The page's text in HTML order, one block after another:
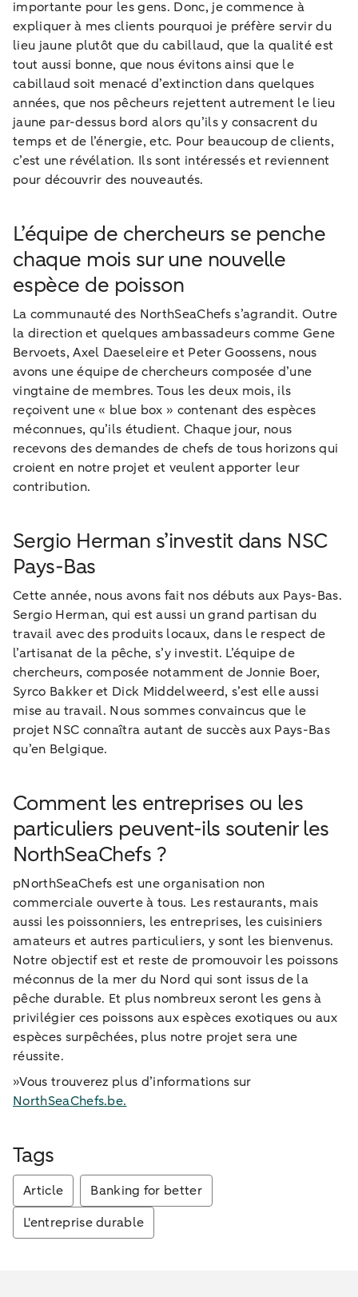
importante pour les gens. Donc, je commence à
expliquer à mes clients pourquoi je préfère servir du
lieu jaune plutôt que du cabillaud, que la qualité est
tout aussi bonne, que nous évitons ainsi que le
cabillaud soit menacé d’extinction dans quelques
années, que nos pêcheurs rejettent autrement le lieu
jaune par-dessus bord alors qu’ils y consacrent du
temps et de l’énergie, etc. Pour beaucoup de clients,
c’est une révélation. Ils sont intéressés et reviennent
pour découvrir des nouveautés.
L’équipe de chercheurs se penche
chaque mois sur une nouvelle
espèce de poisson
La communauté des NorthSeaChefs s’agrandit. Outre
la direction et quelques ambassadeurs comme Gene
Bervoets, Axel Daeseleire et Peter Goossens, nous
avons une équipe de chercheurs composée d’une
vingtaine de membres. Tous les deux mois, ils
reçoivent une « blue box » contenant des espèces
méconnues, qu’ils étudient. Chaque jour, nous
recevons des demandes de chefs de tous horizons qui
croient en notre projet et veulent apporter leur
contribution.
Sergio Herman s’investit dans NSC
Pays-Bas
Cette année, nous avons fait nos débuts aux Pays-Bas.
Sergio Herman, qui est aussi un grand partisan du
travail avec des produits locaux, dans le respect de
l’artisanat de la pêche, s’y investit. L’équipe de
chercheurs, composée notamment de Jonnie Boer,
Syrco Bakker et Dick Middelweerd, s’est elle aussi
mise au travail. Nous sommes convaincus que le
projet NSC connaîtra autant de succès aux Pays-Bas
qu’en Belgique.
Comment les entreprises ou les
particuliers peuvent-ils soutenir les
NorthSeaChefs ?
pNorthSeaChefs est une organisation non
commerciale ouverte à tous. Les restaurants, mais
aussi les poissonniers, les entreprises, les cuisiniers
amateurs et autres particuliers, y sont les bienvenus.
Notre objectif est et reste de promouvoir les poissons
méconnus de la mer du Nord qui sont issus de la
pêche durable. Et plus nombreux seront les gens à
privilégier ces poissons aux espèces exotiques ou aux
espèces surpêchées, plus notre projet sera une
réussite.
»Vous trouverez plus d’informations sur
NorthSeaChefs.be.
Tags
Article
Banking for better
L'entreprise durable